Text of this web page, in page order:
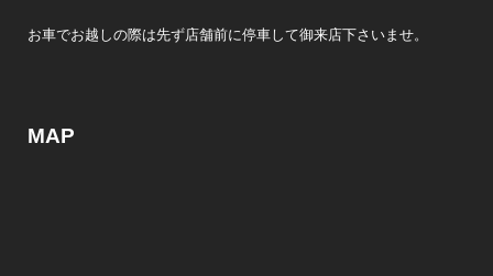
お車でお越しの際は先ず店舗前に停車して御来店下さいませ。
MAP